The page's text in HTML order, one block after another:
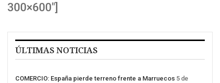
300×600″]
ÚLTIMAS NOTICIAS
COMERCIO: España pierde terreno frente a Marruecos 5 de